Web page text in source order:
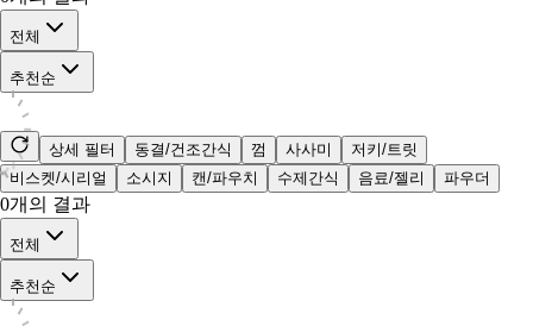
전체
추천순
상세 필터 동결/건조간식 껌 사사미
저키/트릿
비스켓/시리얼
소시지 캔/파우치 수제간식 음료/젤리 파우더
0개의 결과
전체
추천순